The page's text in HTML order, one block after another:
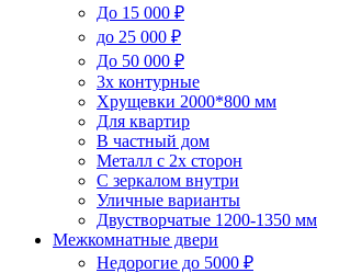
До 15 000 ₽
до 25 000 ₽
До 50 000 ₽
3х контурные
Хрущевки 2000*800 мм
Для квартир
В частный дом
Металл с 2х сторон
С зеркалом внутри
Уличные варианты
Двустворчатые 1200-1350 мм
Межкомнатные двери
Недорогие до 5000 ₽